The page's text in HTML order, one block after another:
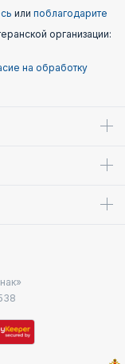
или поблагодарите
организации:
на обработку